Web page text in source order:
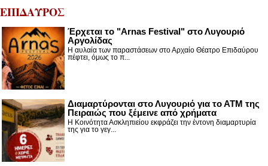
ΕΠΙΔΑΥΡΟΣ
Έρχεται το "Arnas Festival" στο Λυγουριό
Αργολίδας
Η αυλαία των παραστάσεων στο Αρχαίο Θέατρο Επιδαύρου
πέφτει, όμως το π...
Διαμαρτύρονται στο Λυγουριό για το ΑΤΜ της
Πειραιώς που ξέμεινε από χρήματα
Η Κοινότητα Ασκληπιείου εκφράζει την έντονη διαμαρτυρία
της για το γεγ...